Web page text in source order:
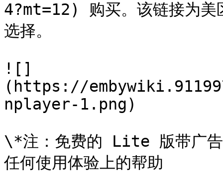
4?mt=12) 购买。该链接为美
选择。
![]
(https://
nplayer-1.png)
\*注：免费的 Lite 版带广告
任何使用体验上的帮助